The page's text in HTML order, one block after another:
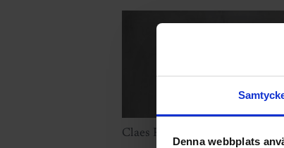
Denna webbplats
Claes Peyron, Universum.